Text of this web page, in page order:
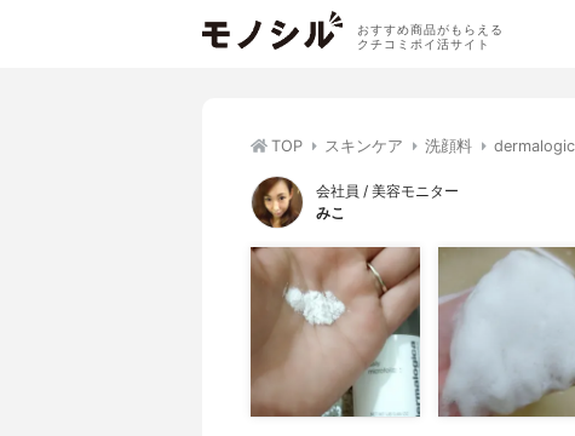
おすすめ商品がもらえる
クチコミポイ活サイト
TOP スキンケア 洗顔料
会社員 / 美容モニター
みこ